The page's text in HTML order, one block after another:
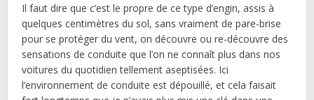
Il faut dire que c’est le propre de ce type d’engin, assis à
quelques centimètres du sol, sans vraiment de pare-brise
pour se protéger du vent, on découvre ou re-découvre des
sensations de conduite que l’on ne connaît plus dans nos
voitures du quotidien tellement aseptisées. Ici
l’environnement de conduite est dépouillé, et cela faisait